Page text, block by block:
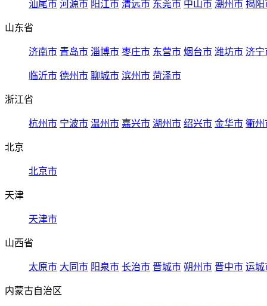
汕尾市 河源市 阳江市 清远市 东莞市 中山市 潮州市 揭阳
山东省
济南市 青岛市 淄博市 枣庄市 东营市 烟台市 潍坊市 济宁
临沂市 德州市 聊城市 滨州市 菏泽市
浙江省
杭州市 宁波市 温州市 嘉兴市 湖州市 绍兴市 金华市 衢州
北京
北京市
天津
天津市
山西省
太原市 大同市 阳泉市 长治市 晋城市 朔州市 晋中市 运城
内蒙古自治区